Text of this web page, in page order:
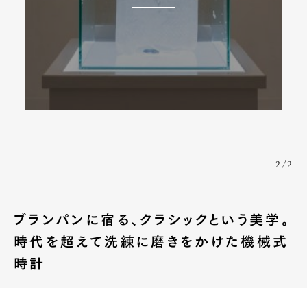
2/2
ブランパンに宿る、クラシックという美学。
時代を超えて洗練に磨きをかけた機械式
時計